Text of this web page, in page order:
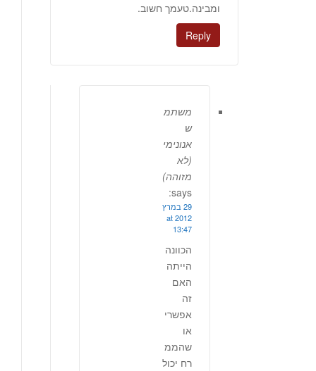
ומבינה.טעמך חשוב.
Reply
משתמ
ש
אנונימי
(לא
מזוהה)
says:
29 במרץ
2012 at
13:47
הכוונה
הייתה
האם
זה
אפשרי
או
שהממ
רח יכול